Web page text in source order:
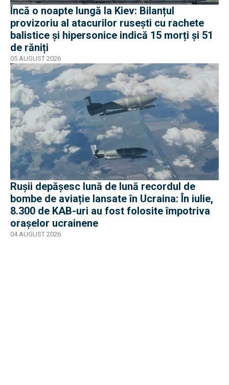
Încă o noapte lungă la Kiev: Bilanțul
provizoriu al atacurilor rusești cu rachete
balistice și hipersonice indică 15 morți și 51
de răniți
05 AUGUST 2026
Rușii depășesc lună de lună recordul de
bombe de aviație lansate în Ucraina: În iulie,
8.300 de KAB-uri au fost folosite împotriva
orașelor ucrainene
04 AUGUST 2026